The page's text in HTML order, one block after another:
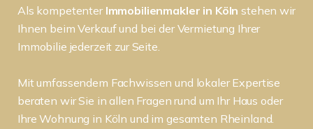
Als kompetenter Immobilienmakler in Kölnstehen wir
Ihnen beim Verkauf und bei der Vermietung Ihrer
Immobilie jederzeit zur Seite.
Mit umfassendem Fachwissen und lokaler Expertise
beraten wir Sie in allen Fragen rund um Ihr Haus oder
Ihre Wohnung in Köln und im gesamten Rheinland.